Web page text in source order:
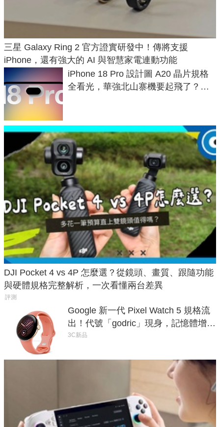
三星 Galaxy Ring 2 官方證實研發中！傳將支援
iPhone，還有強大的 AI 與智慧家電連動功能
iPhone 18 Pro 設計圖 A20 晶片規格
全看光，華強北山寨機要起飛了？專
DJI Pocket 4 vs 4P 怎麼選？從鏡頭、畫質、跟隨功能
與硬體規格完整解析，一次看懂兩台差異
評測
Google 新一代 Pixel Watch 5 規格流
出！代號「godric」現身，記憶體增強
鎖定 AI 應用
3C新品